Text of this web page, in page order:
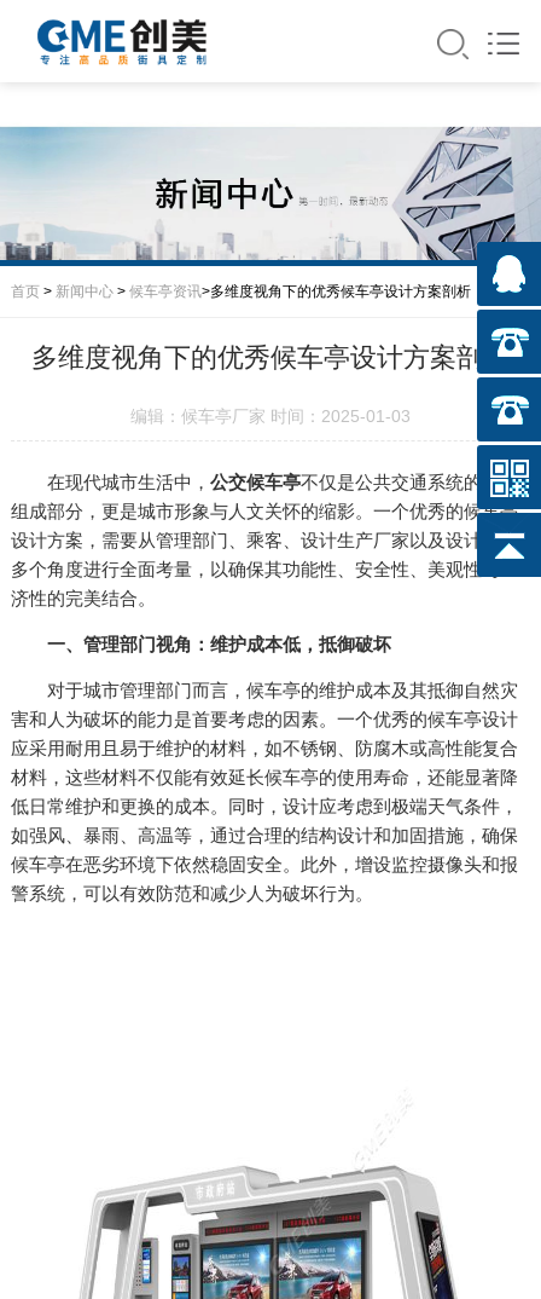
首页> 新闻中心> 候车亭资讯>多维度视角下的优秀候车亭设计方案剖析
多维度视角下的优秀候车亭设计方案剖析
编辑：候车亭厂家 时间：2025-01-03
在现代城市生活中， 公交候车亭不仅是公共交通系统的重要
组成部分，更是城市形象与人文关怀的缩影。一个优秀的候车亭
设计方案，需要从管理部门、乘客、设计生产厂家以及设计师等
多个角度进行全面考量，以确保其功能性、安全性、美观性与经
济性的完美结合。
一、管理部门视角：维护成本低，抵御破坏
对于城市管理部门而言，候车亭的维护成本及其抵御自然灾
害和人为破坏的能力是首要考虑的因素。一个优秀的候车亭设计
应采用耐用且易于维护的材料，如不锈钢、防腐木或高性能复合
材料，这些材料不仅能有效延长候车亭的使用寿命，还能显著降
低日常维护和更换的成本。同时，设计应考虑到极端天气条件，
如强风、暴雨、高温等，通过合理的结构设计和加固措施，确保
候车亭在恶劣环境下依然稳固安全。此外，增设监控摄像头和报
警系统，可以有效防范和减少人为破坏行为。